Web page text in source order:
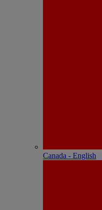
Canada - English